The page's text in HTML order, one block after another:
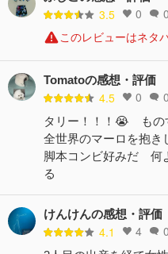
3.5 0 0
このレビューはネタ
Tomatoの感想・評価
4.5 0 0
タリー！！！😭 もの
全世界のマーロを抱
脚本コンビ好みだ 何
る
けんけんの感想・評価
4.1 4 0